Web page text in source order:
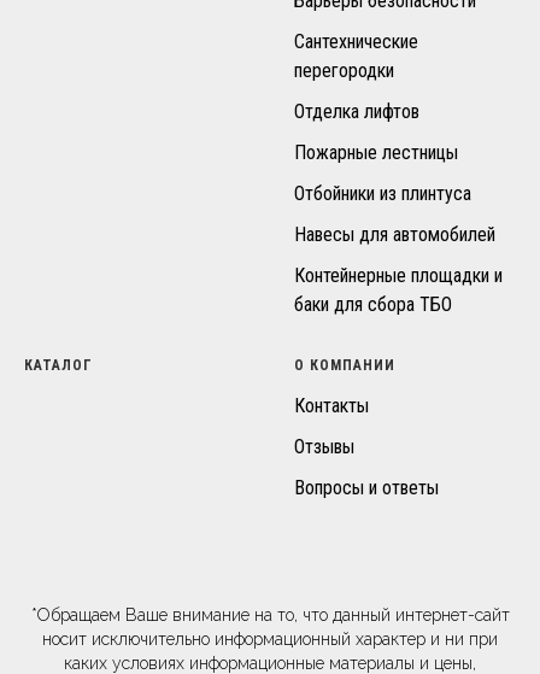
Сантехнические
перегородки
Отделка лифтов
Пожарные лестницы
Отбойники из плинтуса
Навесы для автомобилей
Контейнерные площадки и
баки для сбора ТБО
КАТАЛОГ О КОМПАНИИ
Контакты
Отзывы
Вопросы и ответы
*Обращаем Ваше внимание на то, что данный интернет-сайт
носит исключительно информационный характер и ни при
каких условиях информационные материалы и цены,